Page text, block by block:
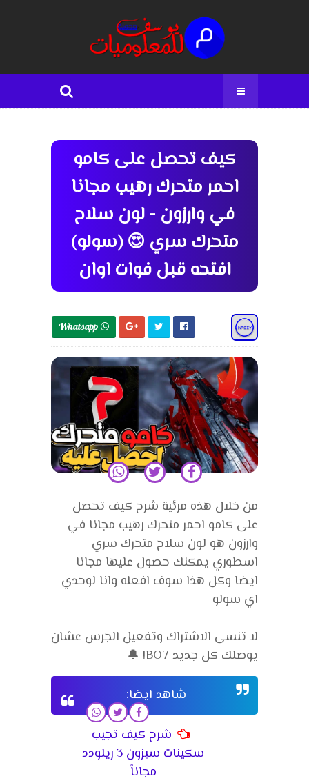
كيف تحصل على كامو
احمر متحرك رهيب مجانا
في وارزون - لون سلاح
متحرك سري 😍 (سولو)
افتحه قبل فوات اوان
Whatsapp 
من خلال هذه مرئية شرح كيف تحصل
على كامو احمر متحرك رهيب مجانا في
وارزون هو لون سلاح متحرك سري
اسطوري يمكنك حصول عليها مجانا
ايضا وكل هذا سوف افعله وانا لوحدي
اي سولو
لا تنسى الاشتراك وتفعيل الجرس عشان
يوصلك كل جديد BO7! 🔔
شاهد ايضا:
شرح كيف تجيب
سكينات سيزون 3 ريلودد
مجاناً